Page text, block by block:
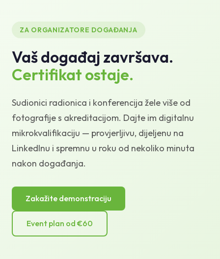
Podrška
ZA ORGANIZATORE DOGAĐANJA
Vaš događaj završava.
Certifikat ostaje.
Sudionici radionica i konferencija žele više od
fotografije s akreditacijom. Dajte im digitalnu
mikrokvalifikaciju — provjerljivu, dijeljenu na
LinkedInu i spremnu u roku od nekoliko minuta
nakon događanja.
Zakažite demonstraciju
Event plan od €60